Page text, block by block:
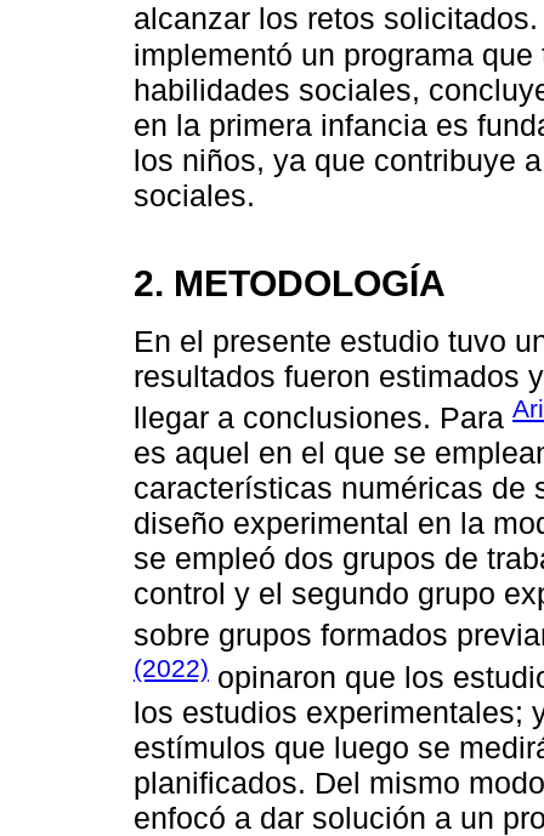
alcanzar los retos
implementó un programa
habilidades sociales,
en la primera infancia es
los niños, ya que contribuye
sociales.
2. METODOLOGÍA
En el presente estudio tuvo
resultados fueron estimados
llegar a conclusiones. Para
es aquel en el que se
características numéricas de
diseño experimental en la
se empleó dos grupos de
control y el segundo grupo
sobre grupos formados
(2022) opinaron que los
los estudios experimentales;
estímulos que luego se
planificados. Del mismo
enfocó a dar solución a un